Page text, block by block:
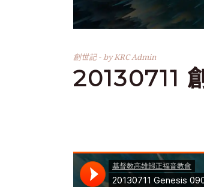
創世記 byKRC Admin
20130711